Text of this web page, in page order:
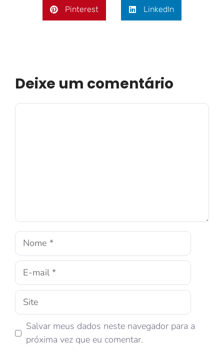
Pinterest LinkedIn
Deixe um comentário
Salvar meus dados neste navegador para a
próxima vez que eu comentar.